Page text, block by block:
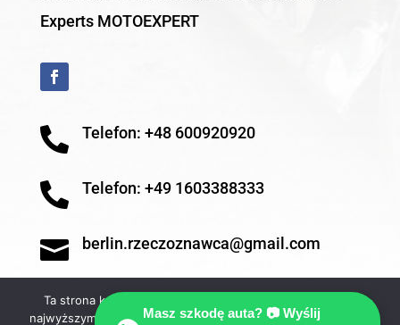
Experts MOTOEXPERT
 Telefon: +48 600920920
 Telefon: +49 1603388333
 berlin.rzeczoznawca@gmail.com
Rzeczoznawca Gutachter Berlin ©Wyceny powypadkowe AC/OC –
Masz szkodę auta? 📷 Wyślij
Ta strona korzysta z ciasteczek aby świadczyć usługi na
najwyższym poziomie. Dalsze korzystanie ze strony oznacza,